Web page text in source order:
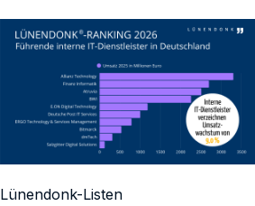
Lünendonk-Listen